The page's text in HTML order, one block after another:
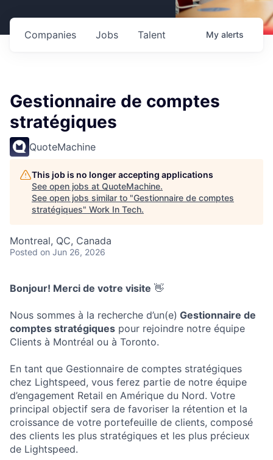
Jobs
Companies Talent My alerts
Gestionnaire de comptes
stratégiques
QuoteMachine
This job is no longer accepting applications
See open jobs at QuoteMachine.
See open jobs similar to "Gestionnaire de comptes
stratégiques" Work In Tech.
Montreal, QC, Canada
Posted on Jun 26, 2026
Bonjour! Merci de votre visite 👋
Nous sommes à la recherche d’un(e) Gestionnaire de
comptes stratégiques pour rejoindre notre équipe
Clients à Montréal ou à Toronto.
En tant que Gestionnaire de comptes stratégiques
chez Lightspeed, vous ferez partie de notre équipe
d’engagement Retail en Amérique du Nord. Votre
principal objectif sera de favoriser la rétention et la
croissance de votre portefeuille de clients, composé
des clients les plus stratégiques et les plus précieux
de Lightspeed.